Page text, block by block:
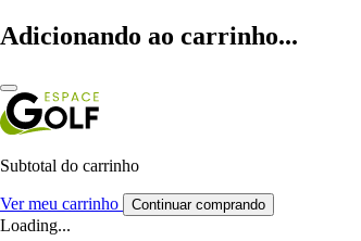
Adicionando ao carrinho...
Subtotal do carrinho
Ver meu carrinho Continuar comprando
Loading...